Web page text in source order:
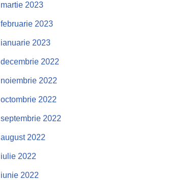
martie 2023
februarie 2023
ianuarie 2023
decembrie 2022
noiembrie 2022
octombrie 2022
septembrie 2022
august 2022
iulie 2022
iunie 2022